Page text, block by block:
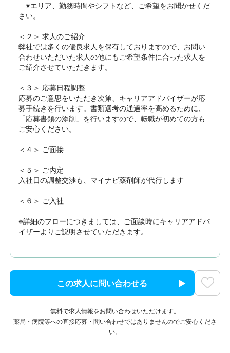
※エリア、勤務時間やシフトなど、ご希望をお聞かせくだ
さい。
＜２＞ 求人のご紹介
弊社では多くの優良求人を保有しておりますので、お問い
合わせいただいた求人の他にもご希望条件に合った求人を
ご紹介させていただきます。
＜３＞ 応募日程調整
応募のご意思をいただき次第、キャリアアドバイザーが応
募手続きを行います。書類選考の通過率を高めるために、
「応募書類の添削」を行いますので、転職が初めての方も
ご安心ください。
＜４＞ ご面接
＜５＞ ご内定
入社日の調整交渉も、マイナビ薬剤師が代行します
＜６＞ ご入社
※詳細のフローにつきましては、ご面談時にキャリアアドバ
イザーよりご説明させていただきます。
この求人に問い合わせる
無料で求人情報をお問い合わせいただけます。
薬局・病院等への直接応募・問い合わせではありませんのでご安心くださ
い。